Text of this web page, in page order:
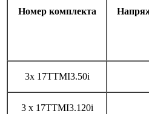
Номер комплекта
3x 17TTMI3.50i
3 x 17TTMI3.120i